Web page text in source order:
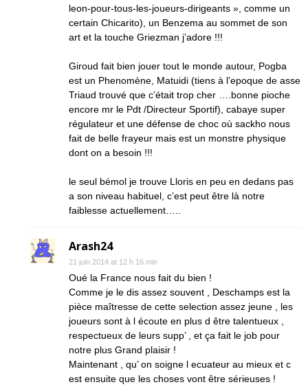
leon-pour-tous-les-joueurs-dirigeants », comme un
certain Chicarito), un Benzema au sommet de son
art et la touche Griezman j’adore !!!
Giroud fait bien jouer tout le monde autour, Pogba
est un Phenomène, Matuidi (tiens à l’epoque de asse
Triaud trouvé que c’était trop cher ….bonne pioche
encore mr le Pdt /Directeur Sportif), cabaye super
régulateur et une défense de choc où sackho nous
fait de belle frayeur mais est un monstre physique
dont on a besoin !!!
le seul bémol je trouve Lloris en peu en dedans pas
a son niveau habituel, c’est peut être là notre
faiblesse actuellement…..
Arash24
21 juin 2014 at 12 h 16 min
Oué la France nous fait du bien !
Comme je le dis assez souvent , Deschamps est la
pièce maîtresse de cette selection assez jeune , les
joueurs sont à l écoute en plus d être talentueux ,
respectueux de leurs supp’ , et ça fait le job pour
notre plus Grand plaisir !
Maintenant , qu’ on soigne l ecuateur au mieux et c
est ensuite que les choses vont être sérieuses !